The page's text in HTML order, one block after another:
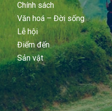
Chính sách
Văn hoá – Đời sống
Lễ hội
Điểm đến
Sản vật